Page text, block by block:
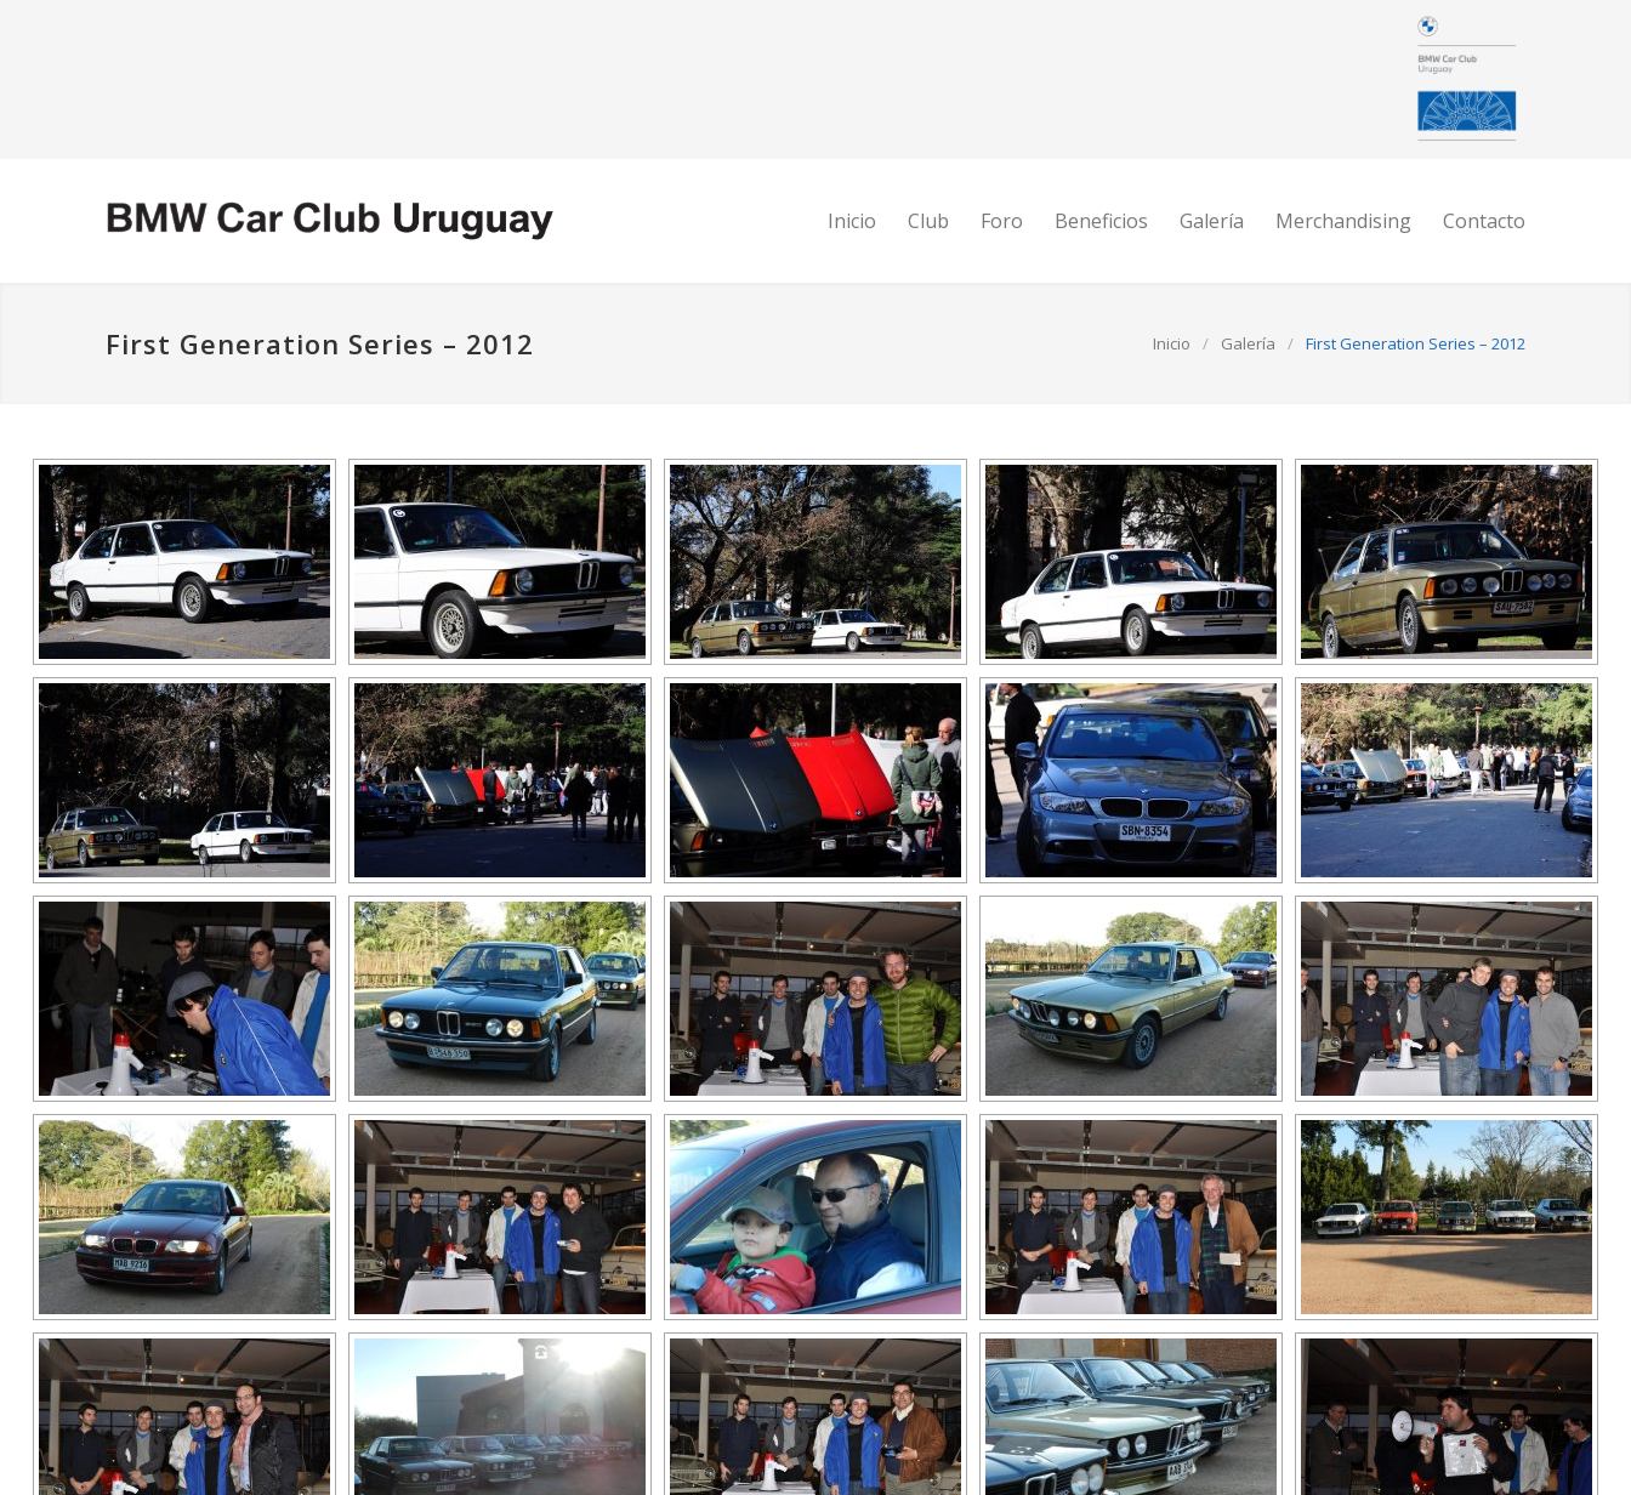
Inicio Club Foro Beneficios Galería Merchandising Contacto
First Generation Series – 2012 Inicio / Galería / First Generation Series – 2012